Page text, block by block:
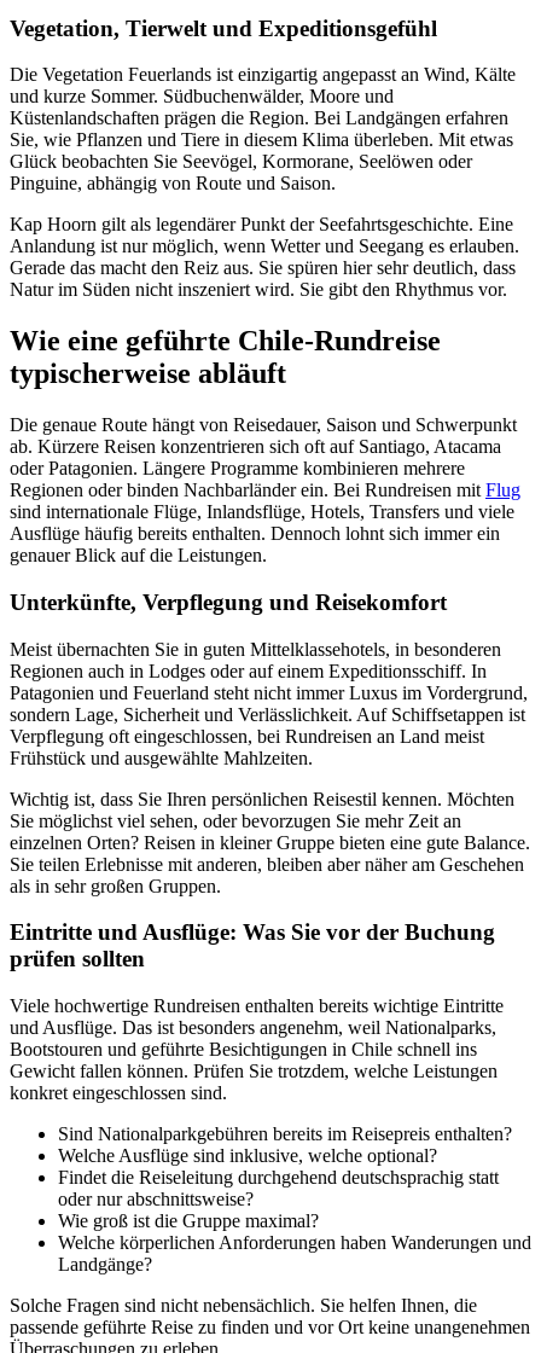
Vegetation, Tierwelt und Expeditionsgefühl
Die Vegetation Feuerlands ist einzigartig angepasst an Wind, Kälte
und kurze Sommer. Südbuchenwälder, Moore und
Küstenlandschaften prägen die Region. Bei Landgängen erfahren
Sie, wie Pflanzen und Tiere in diesem Klima überleben. Mit etwas
Glück beobachten Sie Seevögel, Kormorane, Seelöwen oder
Pinguine, abhängig von Route und Saison.
Kap Hoorn gilt als legendärer Punkt der Seefahrtsgeschichte. Eine
Anlandung ist nur möglich, wenn Wetter und Seegang es erlauben.
Gerade das macht den Reiz aus. Sie spüren hier sehr deutlich, dass
Natur im Süden nicht inszeniert wird. Sie gibt den Rhythmus vor.
Wie eine geführte Chile-Rundreise
typischerweise abläuft
Die genaue Route hängt von Reisedauer, Saison und Schwerpunkt
ab. Kürzere Reisen konzentrieren sich oft auf Santiago, Atacama
oder Patagonien. Längere Programme kombinieren mehrere
Regionen oder binden Nachbarländer ein. Bei Rundreisen mit Flug
sind internationale Flüge, Inlandsflüge, Hotels, Transfers und viele
Ausflüge häufig bereits enthalten. Dennoch lohnt sich immer ein
genauer Blick auf die Leistungen.
Unterkünfte, Verpflegung und Reisekomfort
Meist übernachten Sie in guten Mittelklassehotels, in besonderen
Regionen auch in Lodges oder auf einem Expeditionsschiff. In
Patagonien und Feuerland steht nicht immer Luxus im Vordergrund,
sondern Lage, Sicherheit und Verlässlichkeit. Auf Schiffsetappen ist
Verpflegung oft eingeschlossen, bei Rundreisen an Land meist
Frühstück und ausgewählte Mahlzeiten.
Wichtig ist, dass Sie Ihren persönlichen Reisestil kennen. Möchten
Sie möglichst viel sehen, oder bevorzugen Sie mehr Zeit an
einzelnen Orten? Reisen in kleiner Gruppe bieten eine gute Balance.
Sie teilen Erlebnisse mit anderen, bleiben aber näher am Geschehen
als in sehr großen Gruppen.
Eintritte und Ausflüge: Was Sie vor der Buchung
prüfen sollten
Viele hochwertige Rundreisen enthalten bereits wichtige Eintritte
und Ausflüge. Das ist besonders angenehm, weil Nationalparks,
Bootstouren und geführte Besichtigungen in Chile schnell ins
Gewicht fallen können. Prüfen Sie trotzdem, welche Leistungen
konkret eingeschlossen sind.
Sind Nationalparkgebühren bereits im Reisepreis enthalten?
Welche Ausflüge sind inklusive, welche optional?
Findet die Reiseleitung durchgehend deutschsprachig statt
oder nur abschnittsweise?
Wie groß ist die Gruppe maximal?
Welche körperlichen Anforderungen haben Wanderungen und
Landgänge?
Solche Fragen sind nicht nebensächlich. Sie helfen Ihnen, die
passende geführte Reise zu finden und vor Ort keine unangenehmen
Überraschungen zu erleben.